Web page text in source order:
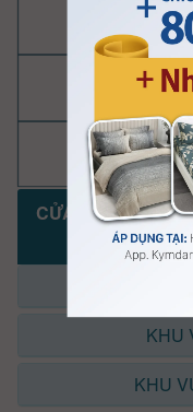
CỬA HÀNG, ĐẠI
KHU
KHU